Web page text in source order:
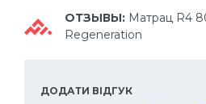
ОТЗЫВЫ: Матрац R4
Regeneration
ДОДАТИ ВІДГУК